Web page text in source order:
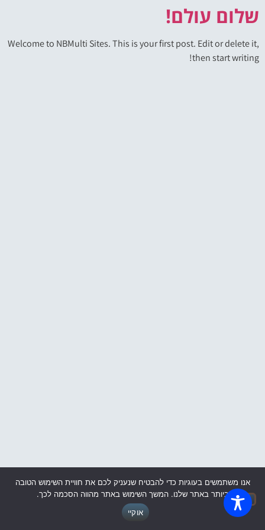
שלום עולם!
Welcome to NBMulti Sites. This is your first post. Edit or delete it,
then start writing!
אנו משתמשים בעוגיות כדי להבטיח שנעניק לכם את חוויית השימוש הטובה
ביותר באתר שלנו. המשך השימוש באתר מהווה הסכמה לכך.
אוקיי